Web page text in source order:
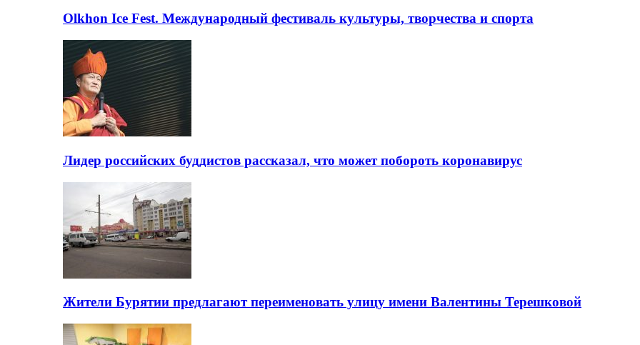
Olkhon Ice Fest. Международный фестиваль культуры, творчества и спорта
Лидер российских буддистов рассказал, что может побороть коронавирус
Жители Бурятии предлагают переименовать улицу имени Валентины Терешковой